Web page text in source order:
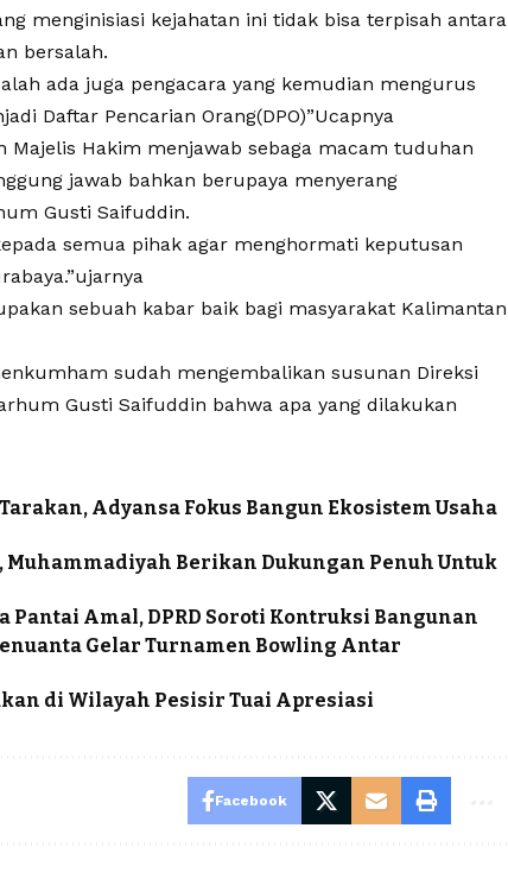
menginisiasi kejahatan ini tidak bisa terpisah antara
bersalah.
ada juga pengacara yang kemudian mengurus
Daftar Pencarian Orang(DPO)”Ucapnya
Majelis Hakim menjawab sebaga macam tuduhan
jawab bahkan berupaya menyerang
Gusti Saifuddin.
semua pihak agar menghormati keputusan
sebuah kabar baik bagi masyarakat Kalimantan
sudah mengembalikan susunan Direksi
Gusti Saifuddin bahwa apa yang dilakukan
Adyansa Fokus Bangun Ekosistem Usaha
Muhammadiyah Berikan Dukungan Penuh Untuk
Pantai Amal, DPRD Soroti Kontruksi Bangunan
Gelar Turnamen Bowling Antar
di Wilayah Pesisir Tuai Apresiasi
Facebook